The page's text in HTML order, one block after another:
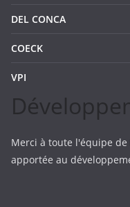
DEL CONCA
COECK
VPI
Merci à toute l'équipe de
apportée au